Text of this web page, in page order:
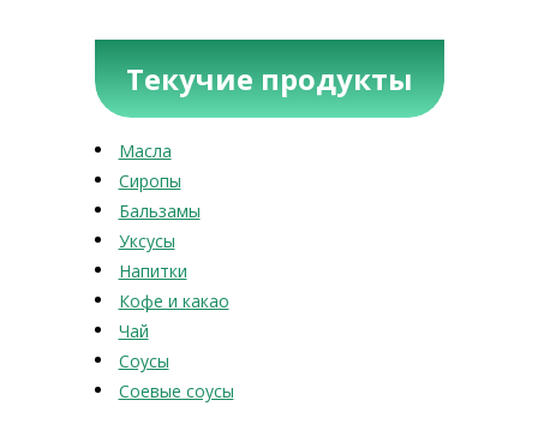
Текучие продукты
Масла
Сиропы
Бальзамы
Уксусы
Напитки
Кофе и какао
Чай
Соусы
Соевые соусы